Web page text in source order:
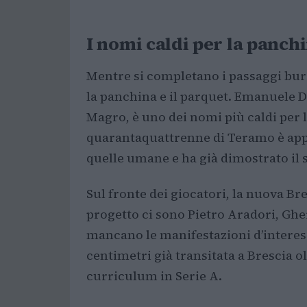
I nomi caldi per la
Mentre si completano i passaggi
la panchina e il parquet. Emanuele
Magro, è uno dei nomi più caldi per
quarantaquattrenne di Teramo è
quelle umane e ha già dimostrato il
Sul fronte dei giocatori, la nuova
progetto ci sono Pietro Aradori,
mancano le manifestazioni
centimetri già transitata a Brescia
curriculum in Serie A.